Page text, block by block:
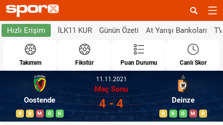
Hızlı Erişim İLK11 KUR Günün Özeti At Yarışı Bankoları
Takımım Fikstür Puan Durumu Canlı Skor
Oostende
B B M G G
11.11.2021
Maç Sonu
4 - 4 Deinze
B G G M B